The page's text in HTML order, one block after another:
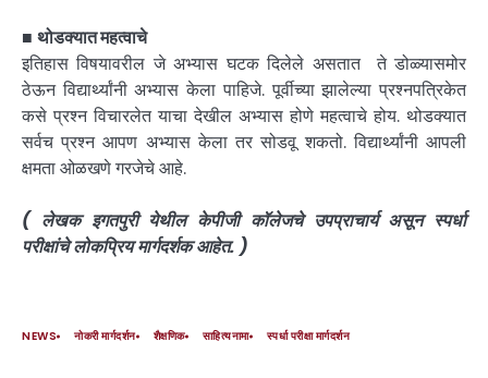
■ थोडक्यात महत्वाचे
इतिहास विषयावरील जे अभ्यास घटक दिलेले असतात ते डोळ्यासमोर
ठेऊन विद्यार्थ्यांनी अभ्यास केला पाहिजे. पूर्वीच्या झालेल्या प्रश्नपत्रिकेत
कसे प्रश्न विचारलेत याचा देखील अभ्यास होणे महत्वाचे होय. थोडक्यात
सर्वच प्रश्न आपण अभ्यास केला तर सोडवू शकतो. विद्यार्थ्यांनी आपली
क्षमता ओळखणे गरजेचे आहे.
( लेखक इगतपुरी येथील केपीजी कॉलेजचे उपप्राचार्य असून स्पर्धा
परीक्षांचे लोकप्रिय मार्गदर्शक आहेत. )
NEWS नोकरी मार्गदर्शन शैक्षणिक साहित्यनामा स्पर्धा परीक्षा मार्गदर्शन